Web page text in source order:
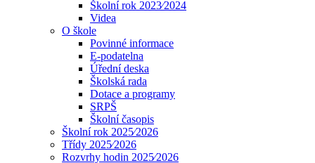
Školní rok 2023⁄2024
Videa
O škole
Povinné informace
E-podatelna
Úřední deska
Školská rada
Dotace a programy
SRPŠ
Školní časopis
Školní rok 2025⁄2026
Třídy 2025⁄2026
Rozvrhy hodin 2025⁄2026